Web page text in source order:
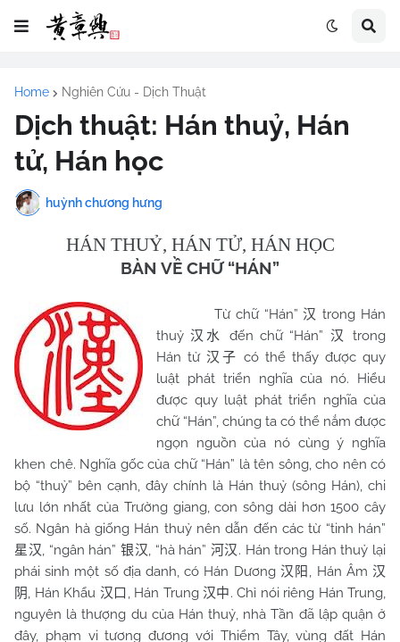
Home Nghiên Cứu - Dịch Thuật
Dịch thuật: Hán thuỷ, Hán
tử, Hán học
huỳnh chương hưng
HÁN THUỶ, HÁN TỬ, HÁN HỌC
BÀN VỀ CHỮ “HÁN”
Từ chữ “Hán”汉 trong Hán
thuỷ汉水 đến chữ “Hán” 汉
trong
Hán tử 汉子 có thể thấy được quy
luật phát triển nghĩa của nó. Hiểu
được quy luật phát triển nghĩa của
chữ “Hán”, chúng ta có thể nắm được
ngọn nguồn của nó cùng ý nghĩa
khen chê. Nghĩa gốc của chữ “Hán” là tên sông, cho nên có
bộ “thuỷ” bên cạnh, đây chính là Hán thuỷ (sông Hán), chi
lưu lớn nhất của Trường giang, con sông dài hơn 1500 cây
số. Ngân hà giống Hán thuỷ nên dẫn đến các từ “tinh hán”
星汉, “ngân hán” 银汉, “hà hán” 河汉. Hán trong Hán thuỷ lại
phái sinh một số địa danh, có Hán Dương 汉阳 , Hán Âm汉
阴, Hán Khẩu 汉口 , Hán Trung 汉中. Chỉ nói riêng Hán Trung,
nguyên là thượng du của Hán thuỷ, nhà Tần đã lập quận ở
đây, phạm vi tương đương với Thiểm Tây, vùng đất Hán